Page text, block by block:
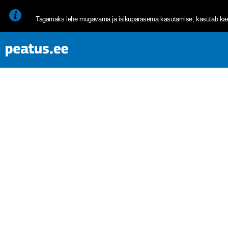
<p><span style="font-size: 10pt; line-height: 107%; font-family:
Tagamaks lehe mugavama ja isikupärasema kasutamise, kasutab